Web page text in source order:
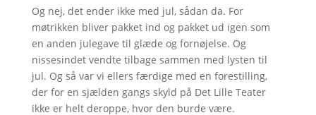
Og nej, det ender ikke med jul, sådan da. For
møtrikken bliver pakket ind og pakket ud igen som
en anden julegave til glæde og fornøjelse. Og
nissesindet vendte tilbage sammen med lysten til
jul. Og så var vi ellers færdige med en forestilling,
der for en sjælden gangs skyld på Det Lille Teater
ikke er helt deroppe, hvor den burde være.